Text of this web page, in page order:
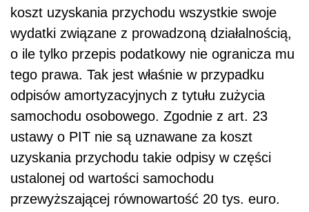
koszt uzyskania przychodu wszystkie swoje
wydatki związane z prowadzoną działalnością,
o ile tylko przepis podatkowy nie ogranicza mu
tego prawa. Tak jest właśnie w przypadku
odpisów amortyzacyjnych z tytułu zużycia
samochodu osobowego. Zgodnie z art. 23
ustawy o PIT nie są uznawane za koszt
uzyskania przychodu takie odpisy w części
ustalonej od wartości samochodu
przewyższającej równowartość 20 tys. euro.